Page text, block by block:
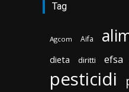
Tag
Agcom Aifa
dieta diritti efsa
pesticidi